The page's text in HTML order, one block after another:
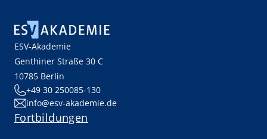
ESV-Akademie
Genthiner Straße 30 C
10785 Berlin
+49 30 250085-130
info@esv-akademie.de
Fortbildungen